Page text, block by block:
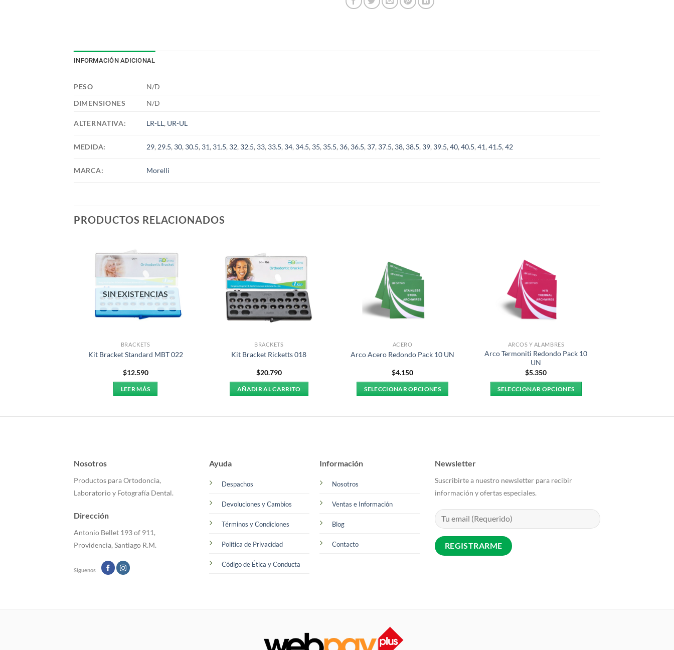
INFORMACIÓN ADICIONAL
PESO
N/D
DIMENSIONES
N/D
ALTERNATIVA: LR-LL, UR-UL
MEDIDA: 29,29.5, 30, 30.5, 31, 31.5, 32, 32.5, 33, 33.5, 34, 34.5, 35, 35.5, 36, 36.5, 37, 37.5, 38, 38.5, 39, 39.5,40,40.5,41,41.5,42
MARCA: Morelli
PRODUCTOS RELACIONADOS
SIN EXISTENCIAS
BRACKETS
Kit Bracket Standard MBT 022
$12.590
LEER MÁS
BRACKETS
Kit Bracket Ricketts 018
$20.790
AÑADIR AL CARRITO
ACERO
Arco Acero Redondo Pack 10 UN
$4.150
SELECCIONAR OPCIONES
ARCOS Y ALAMBRES
Arco Termoniti Redondo Pack 10
UN
$5.350
SELECCIONAR OPCIONES
se
pueden
la
Nosotros
Productos para Ortodoncia,
Laboratorio y Fotografía Dental.
Dirección
Antonio Bellet 193 of 911,
Providencia, Santiago R.M.
Siguenos
Ayuda
Despachos
Devoluciones y Cambios
Términos y Condiciones
Política de Privacidad
Código de Ética y Conducta
Información
Nosotros
Ventas e Información
Blog
Contacto
Newsletter
Suscribirte a nuestro newsletter para recibir
información y ofertas especiales.